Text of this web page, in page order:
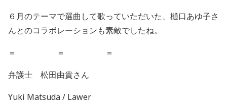
６月のテーマで選曲して歌っていただいた、樋口あゆ子さ
んとのコラボレーションも素敵でしたね。
＝ ＝ ＝
弁護士 松田由貴さん
Yuki Matsuda / Lawer